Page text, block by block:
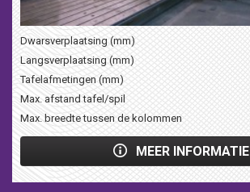
Dwarsverplaatsing (mm)
Langsverplaatsing (mm)
Tafelafmetingen (mm)
Max. afstand tafel/spil
Max. breedte tussen de kolommen
MEER INFORMATIE